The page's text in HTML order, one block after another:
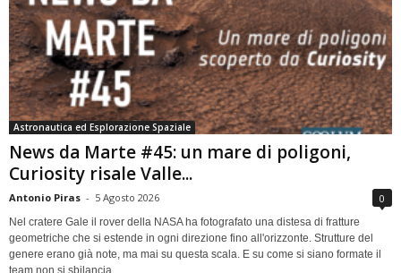
Astronautica ed Esplorazione Spaziale
News da Marte #45: un mare di poligoni,
Curiosity risale Valle...
Antonio Piras - 5 Agosto 2026 0
Nel cratere Gale il rover della NASA ha fotografato una distesa di fratture
geometriche che si estende in ogni direzione fino all'orizzonte. Strutture del
genere erano già note, ma mai su questa scala. E su come si siano formate il
team non si sbilancia.